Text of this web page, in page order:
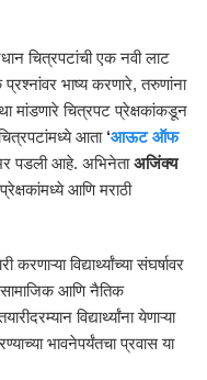
चित्रपटांची एक नवी लाट
भाष्य करणारे, तरुणांना
मांडणारे चित्रपट प्रेक्षकांकडून
आता ‘आऊट ऑफ
पडली आहे. अभिनेताअजिंक्य
आणि मराठी
विद्यार्थ्यांच्या संघर्षावर
सामाजिक आणि नैतिक
विद्यार्थ्यांना येणाऱ्या
भावनेपर्यंतचा प्रवास या